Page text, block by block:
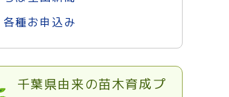
各種お申込み
千葉県由来の苗木育成プ